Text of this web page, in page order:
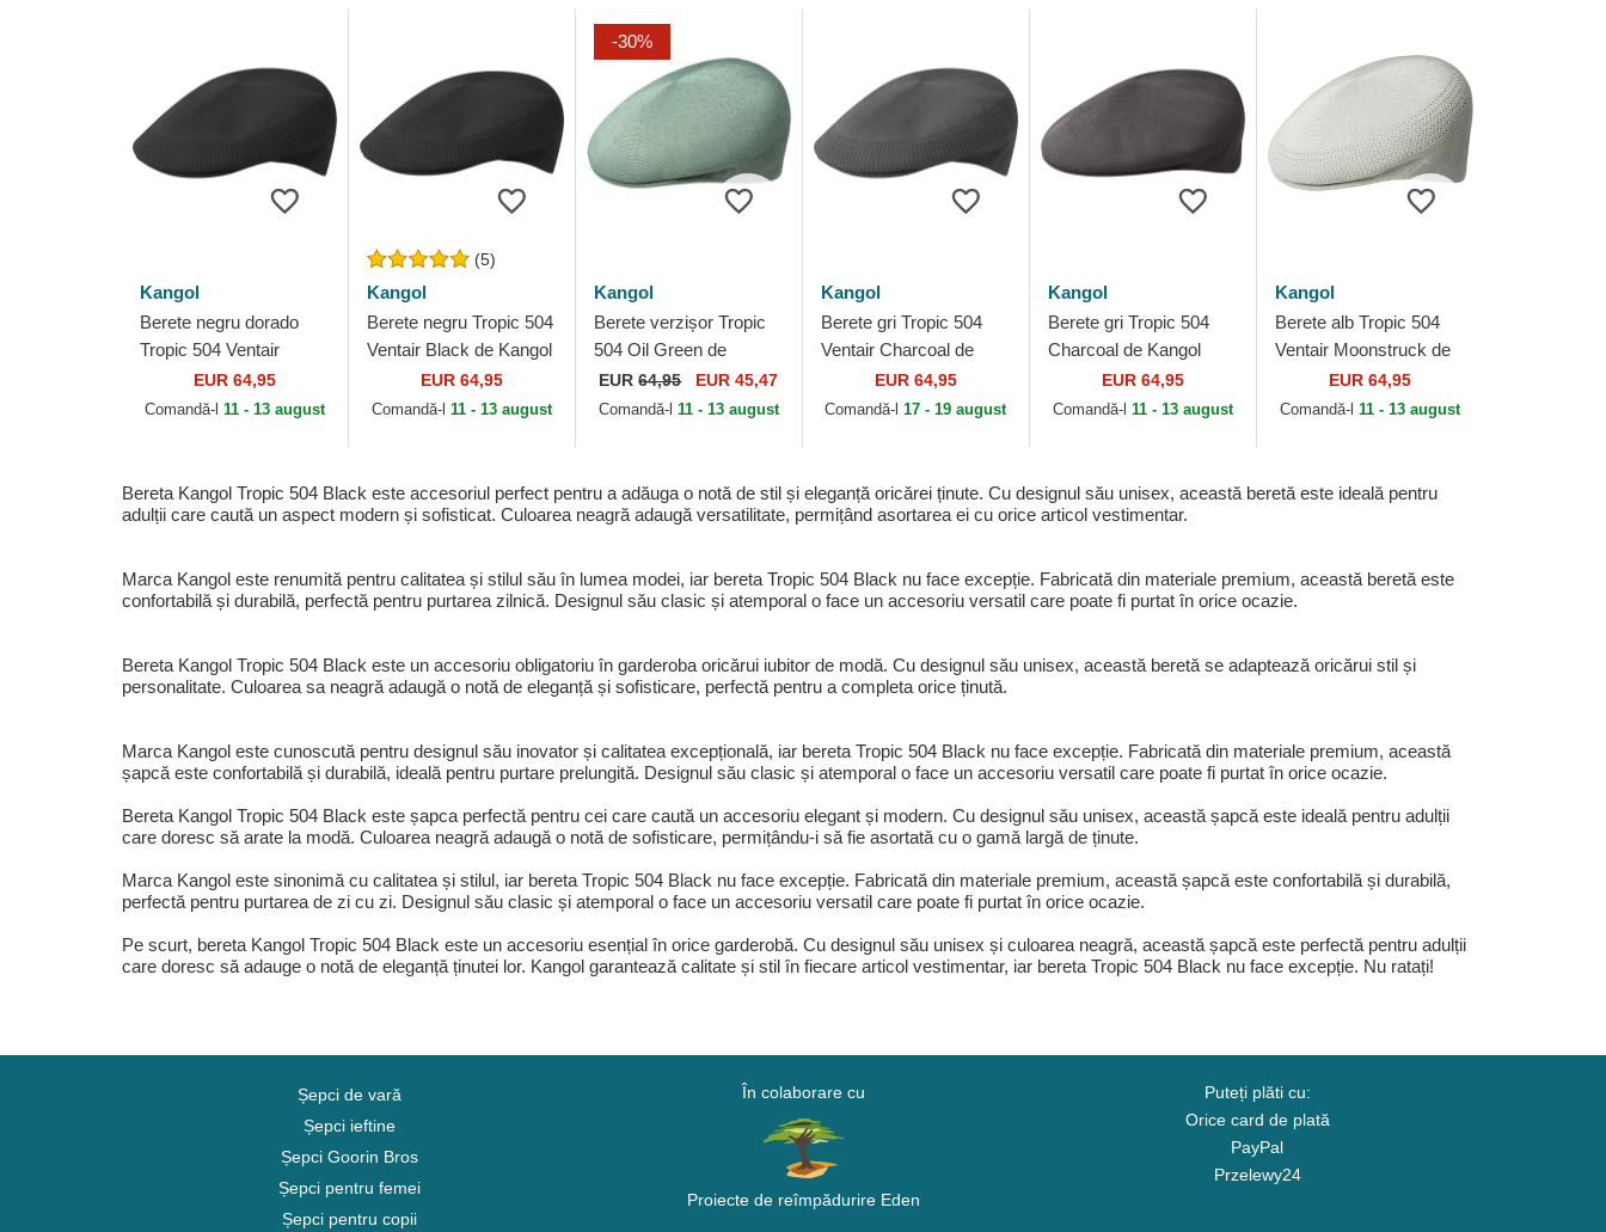
Kangol
Berete negru dorado
Tropic 504 Ventair
Black/Gold de Kangol
EUR 64,95
Comandă-l 11 - 13 august
(5)
Kangol
Berete negru Tropic 504
Ventair Black de Kangol
EUR 64,95
Comandă-l 11 - 13 august
-30%
Kangol
Berete verzișor Tropic
504 Oil Green de
Kangol
EUR64,95 EUR 45,47
Comandă-l 11 - 13 august
Kangol
Berete gri Tropic 504
Ventair Charcoal de
EUR 64,95
Comandă-l17 - 19 august
Kangol
Berete gri Tropic 504
Charcoal de Kangol
EUR 64,95
Comandă-l 11 - 13 august
Kangol
Berete alb Tropic 504
Ventair Moonstruck de
EUR 64,95
Comandă-l11 - 13 august
Bereta Kangol Tropic 504 Black este accesoriul perfect pentru a adăuga o notă de stil și eleganță oricărei ținute. Cu designul său unisex, această beretă este ideală pentru
adulții care caută un aspect modern și sofisticat. Culoarea neagră adaugă versatilitate, permițând asortarea ei cu orice articol vestimentar.
Marca Kangol este renumită pentru calitatea și stilul său în lumea modei, iar bereta Tropic 504 Black nu face excepție. Fabricată din materiale premium, această beretă este
confortabilă și durabilă, perfectă pentru purtarea zilnică. Designul său clasic și atemporal o face un accesoriu versatil care poate fi purtat în orice ocazie.
Bereta Kangol Tropic 504 Black este un accesoriu obligatoriu în garderoba oricărui iubitor de modă. Cu designul său unisex, această beretă se adaptează oricărui stil și
personalitate. Culoarea sa neagră adaugă o notă de eleganță și sofisticare, perfectă pentru a completa orice ținută.
Marca Kangol este cunoscută pentru designul său inovator și calitatea excepțională, iar bereta Tropic 504 Black nu face excepție. Fabricată din materiale premium, această
șapcă este confortabilă și durabilă, ideală pentru purtare prelungită. Designul său clasic și atemporal o face un accesoriu versatil care poate fi purtat în orice ocazie.
Bereta Kangol Tropic 504 Black este șapca perfectă pentru cei care caută un accesoriu elegant și modern. Cu designul său unisex, această șapcă este ideală pentru adulții
care doresc să arate la modă. Culoarea neagră adaugă o notă de sofisticare, permițându-i să fie asortată cu o gamă largă de ținute.
Marca Kangol este sinonimă cu calitatea și stilul, iar bereta Tropic 504 Black nu face excepție. Fabricată din materiale premium, această șapcă este confortabilă și durabilă,
perfectă pentru purtarea de zi cu zi. Designul său clasic și atemporal o face un accesoriu versatil care poate fi purtat în orice ocazie.
Pe scurt, bereta Kangol Tropic 504 Black este un accesoriu esențial în orice garderobă. Cu designul său unisex și culoarea neagră, această șapcă este perfectă pentru adulții
care doresc să adauge o notă de eleganță ținutei lor. Kangol garantează calitate și stil în fiecare articol vestimentar, iar bereta Tropic 504 Black nu face excepție. Nu ratați!
Șepci de vară
Șepci ieftine
Șepci Goorin Bros
Șepci pentru femei
Șepci pentru copii
În colaborare cu
Proiecte de reîmpădurire Eden
Puteți plăti cu:
Orice card de plată
PayPal
Przelewy24